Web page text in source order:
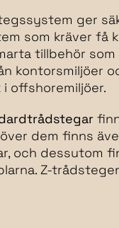
ger
som kräver få
tillbehör
kontorsmiljöer
offshoremiljöer.
dem finns
och dessutom
Z-